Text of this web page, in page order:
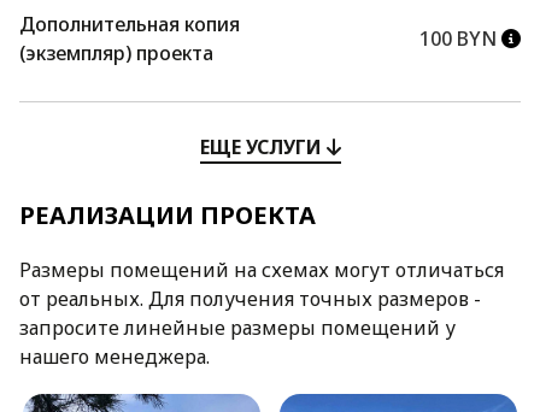
Дополнительная копия
(экземпляр) проекта
100 BYN
ЕЩЕ УСЛУГИ
РЕАЛИЗАЦИИ ПРОЕКТА
Размеры помещений на схемах могут отличаться
от реальных. Для получения точных размеров -
запросите линейные размеры помещений у
нашего менеджера.